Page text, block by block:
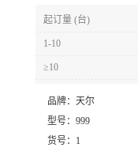
起订量 (台)
1-10
≥10
品牌： 天尔
型号： 999
货号： 1